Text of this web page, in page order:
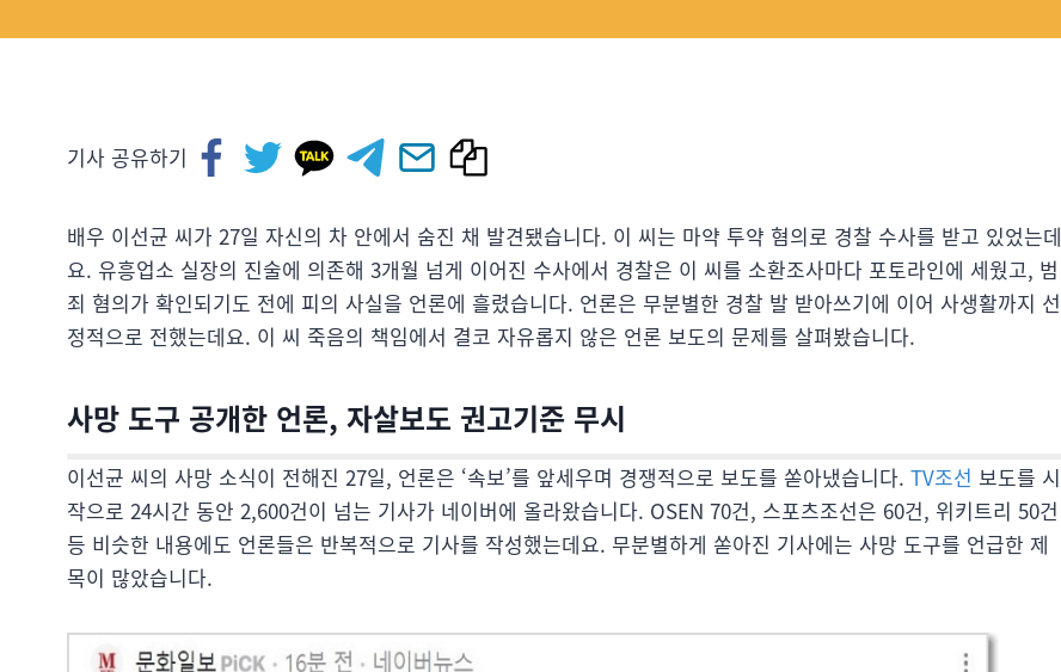
기사 공유하기
배우 이선균 씨가 27일 자신의 차 안에서 숨진 채 발견됐습니다. 이 씨는 마약 투약 혐의로 경찰 수사를 받고 있었는데
요. 유흥업소 실장의 진술에 의존해 3개월 넘게 이어진 수사에서 경찰은 이 씨를 소환조사마다 포토라인에 세웠고, 범
죄 혐의가 확인되기도 전에 피의 사실을 언론에 흘렸습니다. 언론은 무분별한 경찰 발 받아쓰기에 이어 사생활까지 선
정적으로 전했는데요. 이 씨 죽음의 책임에서 결코 자유롭지 않은 언론 보도의 문제를 살펴봤습니다.
사망 도구 공개한 언론, 자살보도 권고기준 무시
이선균 씨의 사망 소식이 전해진 27일, 언론은 ‘속보’를 앞세우며 경쟁적으로 보도를 쏟아냈습니다. TV조선 보도를 시
작으로 24시간 동안 2,600건이 넘는 기사가 네이버에 올라왔습니다. OSEN 70건, 스포츠조선은 60건, 위키트리 50건
등 비슷한 내용에도 언론들은 반복적으로 기사를 작성했는데요. 무분별하게 쏟아진 기사에는 사망 도구를 언급한 제
목이 많았습니다.